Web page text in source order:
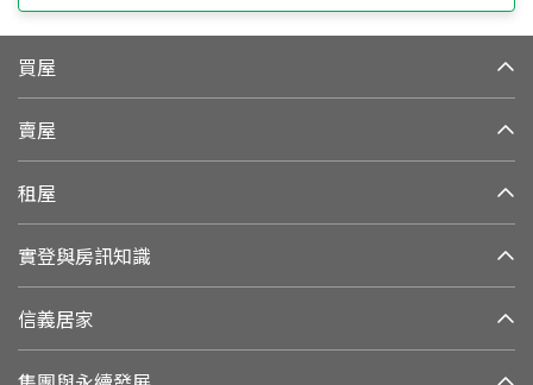
買屋
賣屋
租屋
實登與房訊知識
信義居家